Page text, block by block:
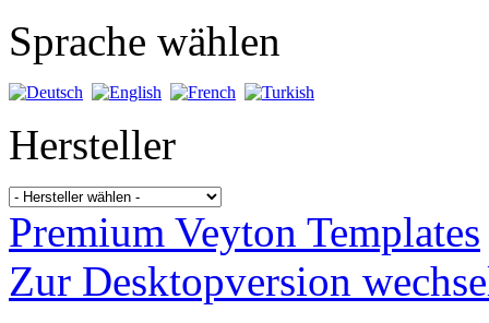
Sprache wählen
Hersteller
Premium Veyton Templates
Zur Desktopversion